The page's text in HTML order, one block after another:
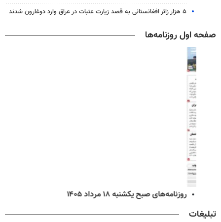
۵ هزار زائر افغانستانی به قصد زیارت عتبات در عراق وارد دوغارون شدند
صفحه اول روزنامه‌ها
روزنامه‌های صبح یکشنبه ۱۸ مرداد ۱۴۰۵
تبلیغات